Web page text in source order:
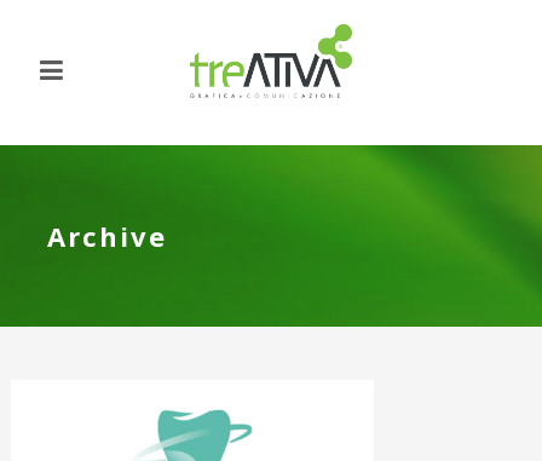
Archive